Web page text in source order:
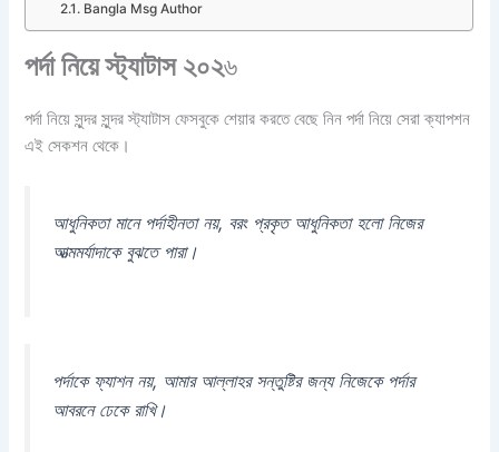
Bangla Msg Author
পর্দা নিয়ে স্ট্যাটাস ২০২৬
পর্দা নিয়ে সুন্দর সুন্দর স্ট্যাটাস ফেসবুকে শেয়ার করতে বেছে নিন পর্দা নিয়ে সেরা ক্যাপশন
এই সেকশন থেকে।
আধুনিকতা মানে পর্দাহীনতা নয়, বরং প্রকৃত আধুনিকতা হলো নিজের
আত্মমর্যাদাকে বুঝতে পারা।
পর্দাকে ফ্যাশন নয়, আমার আল্লাহর সন্তুষ্টির জন্য নিজেকে পর্দার
আবরনে ঢেকে রাখি।